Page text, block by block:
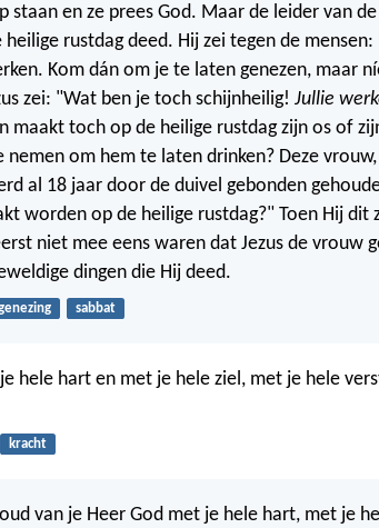
staan en ze prees God. Maar de leider van
rustdag deed. Hij zei tegen de mensen:
Kom dán om je te laten genezen, maar
zei: "Wat ben je toch schijnheilig! Jullie
maakt toch op de heilige rustdag zijn os of
om hem te laten drinken? Deze
al 18 jaar door de duivel gebonden
worden op de heilige rustdag?" Toen Hij dit
niet mee eens waren dat Jezus de vrouw
dingen die Hij deed.
sabbat
hele hart en met je hele ziel, met je hele
kracht
van je Heer God met je hele hart, met je